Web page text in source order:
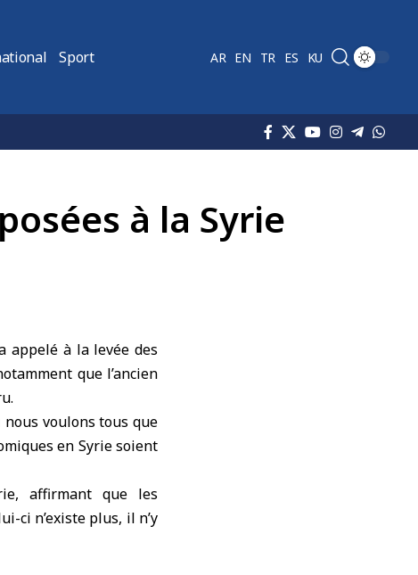
Sport AR EN TR ES KU
à la Syrie
appelé à la levée des
que l’ancien
nous voulons tous que
en Syrie soient
affirmant que les
ci n’existe plus, il n’y